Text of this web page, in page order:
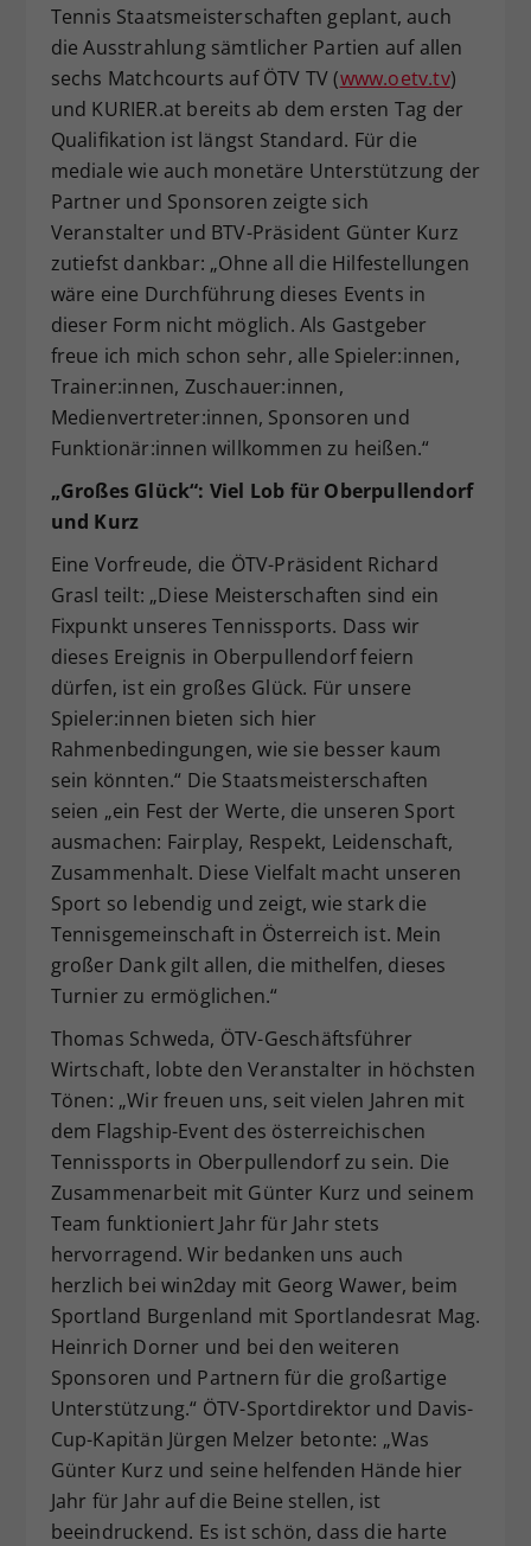
Tennis Staatsmeisterschaften geplant, auch
die Ausstrahlung sämtlicher Partien auf allen
sechs Matchcourts auf ÖTV TV (www.oetv.tv)
und KURIER.at bereits ab dem ersten Tag der
Qualifikation ist längst Standard. Für die
mediale wie auch monetäre Unterstützung der
Partner und Sponsoren zeigte sich
Veranstalter und BTV-Präsident Günter Kurz
zutiefst dankbar: „Ohne all die Hilfestellungen
wäre eine Durchführung dieses Events in
dieser Form nicht möglich. Als Gastgeber
freue ich mich schon sehr, alle Spieler:innen,
Trainer:innen, Zuschauer:innen,
Medienvertreter:innen, Sponsoren und
Funktionär:innen willkommen zu heißen.“
„Großes Glück“: Viel Lob für Oberpullendorf
und Kurz
Eine Vorfreude, die ÖTV-Präsident Richard
Grasl teilt: „Diese Meisterschaften sind ein
Fixpunkt unseres Tennissports. Dass wir
dieses Ereignis in Oberpullendorf feiern
dürfen, ist ein großes Glück. Für unsere
Spieler:innen bieten sich hier
Rahmenbedingungen, wie sie besser kaum
sein könnten.“ Die Staatsmeisterschaften
seien „ein Fest der Werte, die unseren Sport
ausmachen: Fairplay, Respekt, Leidenschaft,
Zusammenhalt. Diese Vielfalt macht unseren
Sport so lebendig und zeigt, wie stark die
Tennisgemeinschaft in Österreich ist. Mein
großer Dank gilt allen, die mithelfen, dieses
Turnier zu ermöglichen.“
Thomas Schweda, ÖTV-Geschäftsführer
Wirtschaft, lobte den Veranstalter in höchsten
Tönen: „Wir freuen uns, seit vielen Jahren mit
dem Flagship-Event des österreichischen
Tennissports in Oberpullendorf zu sein. Die
Zusammenarbeit mit Günter Kurz und seinem
Team funktioniert Jahr für Jahr stets
hervorragend. Wir bedanken uns auch
herzlich bei win2day mit Georg Wawer, beim
Sportland Burgenland mit Sportlandesrat Mag.
Heinrich Dorner und bei den weiteren
Sponsoren und Partnern für die großartige
Unterstützung.“ ÖTV-Sportdirektor und Davis-
Cup-Kapitän Jürgen Melzer betonte: „Was
Günter Kurz und seine helfenden Hände hier
Jahr für Jahr auf die Beine stellen, ist
beeindruckend. Es ist schön, dass die harte